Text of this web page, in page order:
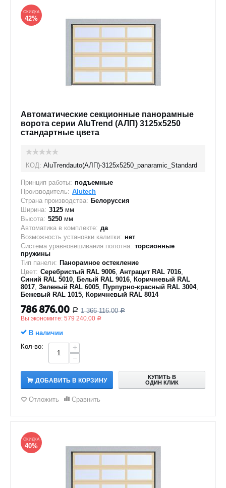
СКИДКА
42%
Автоматические секционные панорамные
ворота серии AluTrend (АЛП) 3125х5250
стандартные цвета
КОД: AluTrendauto(АЛП)-3125х5250_panaramic_Standard
Принцип работы: подъемные
Производитель: Alutech
Страна производства: Белоруссия
Ширина: 3125 мм
Высота: 5250 мм
Автоматика в комплекте: да
Возможность установки калитки: нет
Система уравновешивания полотна: торсионные
пружины
Тип панели: Панорамное остекление
Цвет: Серебристый RAL 9006, Антрацит RAL 7016,
Синий RAL 5010, Белый RAL 9016, Коричневый RAL
8017, Зеленый RAL 6005, Пурпурно-красный RAL 3004,
Бежевый RAL 1015, Коричневый RAL 8014
786 876.00 Р 1 366 116.00 Р
Вы экономите: 579 240.00 Р
В наличии
Кол-во:
+
−
ДОБАВИТЬ В КОРЗИНУ
КУПИТЬ В
ОДИН КЛИК
Отложить Сравнить
СКИДКА
40%